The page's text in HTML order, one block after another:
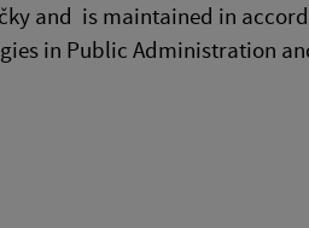
and is maintained in
in Public Administration